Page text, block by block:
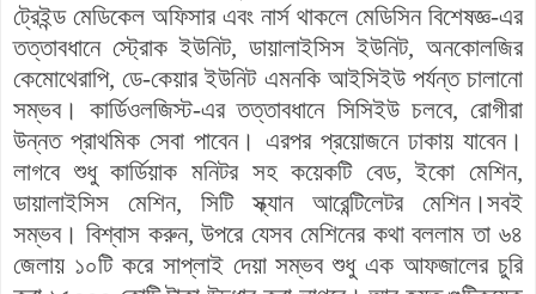
ট্রেইন্ড মেডিকেল অফিসার এবং নার্স থাকলে মেডিসিন বিশেষজ্ঞ-এর
তত্তাবধানে স্ট্রোক ইউনিট, ডায়ালাইসিস ইউনিট, অনকোলজির
কেমোথেরাপি, ডে-কেয়ার ইউনিট এমনকি আইসিইউ পর্যন্ত চালানো
সম্ভব। কার্ডিওলজিস্ট-এর তত্তাবধানে সিসিইউ চলবে, রোগীরা
উন্নত প্রাথমিক সেবা পাবেন। এরপর প্রয়োজনে ঢাকায় যাবেন।
লাগবে শুধু কার্ডিয়াক মনিটর সহ কয়েকটি বেড, ইকো মেশিন,
ডায়ালাইসিস মেশিন, সিটি স্ক্যান আরেন্টিলেটর মেশিন।সবই
সম্ভব। বিশ্বাস করুন, উপরে যেসব মেশিনের কথা বললাম তা ৬৪
জেলায় ১০টি করে সাপ্লাই দেয়া সম্ভব শুধু এক আফজালের চুরি